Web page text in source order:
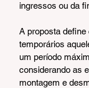
ingressos ou da
A proposta
temporários
um período
considerando as
montagem e